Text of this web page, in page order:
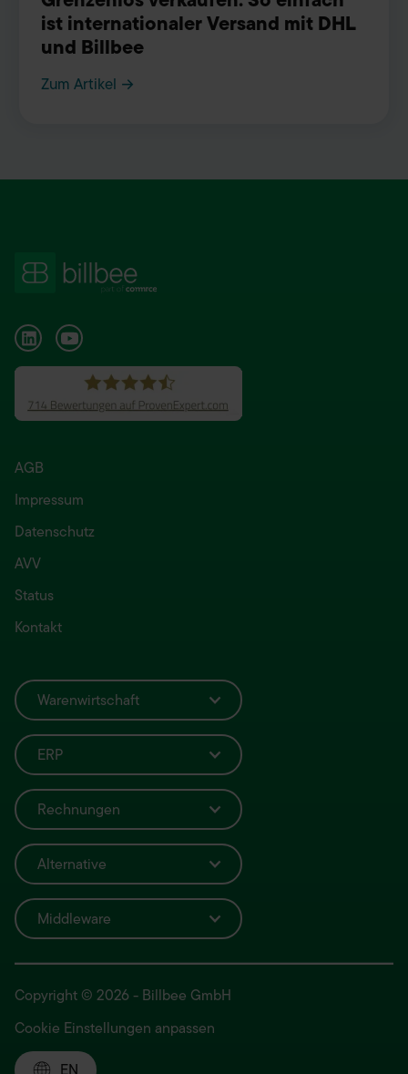
ist internationaler Versand mit DHL
und Billbee
Zum Artikel →
AGB
Impressum
Datenschutz
AVV
Status
Kontakt
Warenwirtschaft
ERP
Rechnungen
Alternative
Middleware
Copyright © 2026 - Billbee GmbH
Cookie Einstellungen anpassen